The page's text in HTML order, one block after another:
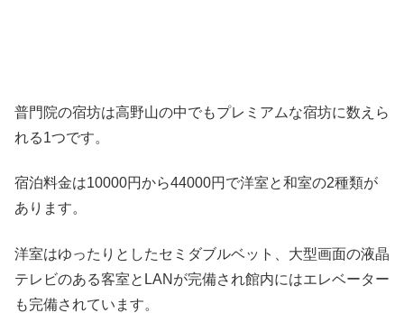
普門院の宿坊は高野山の中でもプレミアムな宿坊に数えら
れる1つです。
宿泊料金は10000円から44000円で洋室と和室の2種類が
あります。
洋室はゆったりとしたセミダブルベット、大型画面の液晶
テレビのある客室とLANが完備され館内にはエレベーター
も完備されています。